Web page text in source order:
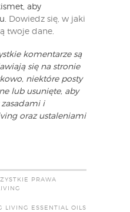
aby
Dowiedz się, w jaki
twoje dane.
komentarze są
się na stronie
niektóre posty
lub usunięte, aby
i
oraz ustaleniami
PRAWA
LIVING ESSENTIAL OILS